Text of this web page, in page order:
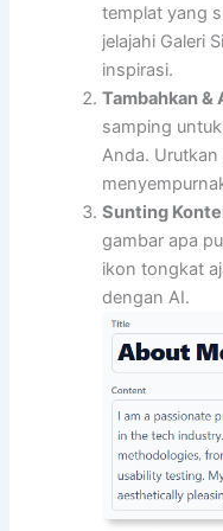
templat yang
jelajahi Galeri
inspirasi.
Tambahkan &
samping
Anda.
Sunting
gambar apa
ikon tongkat
dengan AI.